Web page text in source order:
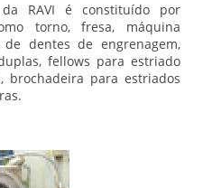
RAVI é constituído por
torno, fresa, máquina
dentes de engrenagem,
fellows para estriado
brochadeira para estriados